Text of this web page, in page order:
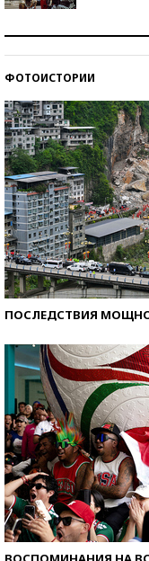
ФОТОИСТОРИИ
ПОСЛЕДСТВИЯ